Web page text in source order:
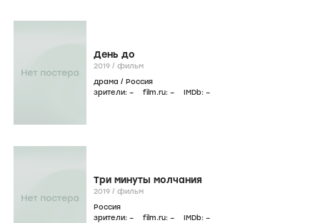
День до
2019 / фильм
драма / Россия
зрители: – film.ru: – IMDb: –
Три минуты молчания
2019 / фильм
Россия
зрители: – film.ru: – IMDb: –